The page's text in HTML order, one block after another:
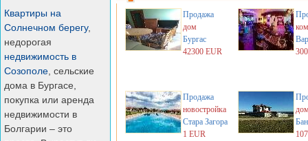
Квартиры на
Солнечном берегу,
недорогая
недвижимость в
Созополе , сельские
дома в Бургасе,
покупка или аренда
недвижимости в
Болгарии – это
Продажа
дом
Бургас
42300 EUR
Продажа
новостройка
Стара Загора
1 EUR